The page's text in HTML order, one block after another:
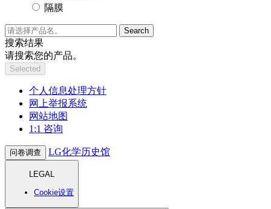
隔膜
Search
搜索结果
请搜索您的产品。
Selected
个人信息处理方针
网上举报系统
网站地图
1:1 咨询
问卷调查 LG化学历史馆
LEGAL
Cookie设置